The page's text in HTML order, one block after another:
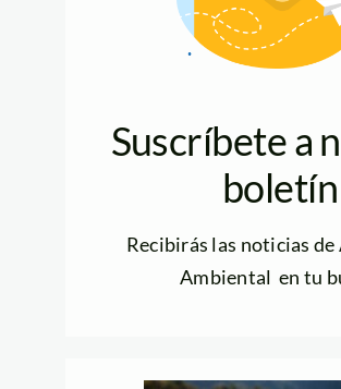
Suscríbete a
boletín
Recibirás las noticias
Ambiental en tu